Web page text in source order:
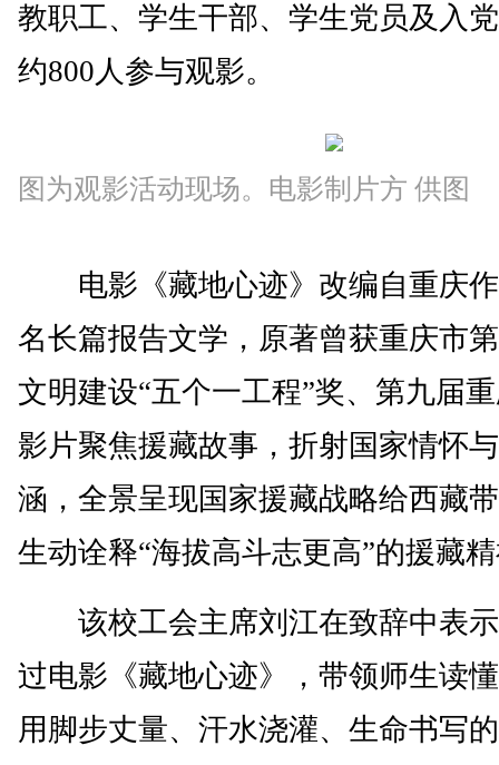
教职工、学生干部、学生党员及入
约800人参与观影。
图为观影活动现场。电影制片方 供图
电影《藏地心迹》改编自重庆作
名长篇报告文学，原著曾获重庆市
文明建设“五个一工程”奖、第九届
影片聚焦援藏故事，折射国家情怀
涵，全景呈现国家援藏战略给西藏
生动诠释“海拔高斗志更高”的援藏
该校工会主席刘江在致辞中表示
过电影《藏地心迹》，带领师生读
用脚步丈量、汗水浇灌、生命书写